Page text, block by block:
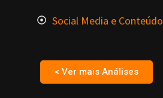
Social Media e Conteúdo
< Ver mais Análises